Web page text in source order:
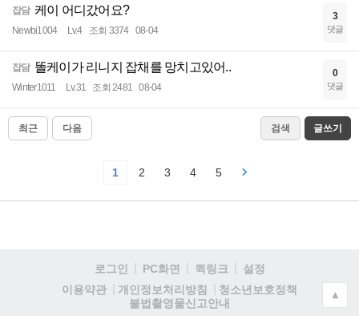
잡담 케이 어디갔어요?
Newbi1004 Lv.4 조회 3374 08-04
3
댓글
잡담 똘케이가 리니지 잡채를 망치고있어..
Winter1011 Lv.31 조회 2481 08-04
0
댓글
최근 다음 검색 글쓰기
1 2 3 4 5
로그인 PC화면 퀵링크
설정
이용약관
개인정보처리방침
청소년보호정책
불법촬영물신고안내
▲